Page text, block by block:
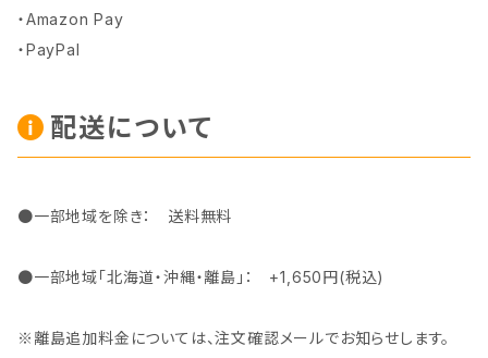
・Amazon Pay
・PayPal
配送について
●一部地域を除き： 送料無料
●一部地域「北海道・沖縄・離島」： +1,650円(税込)
※離島追加料金については、注文確認メールでお知らせします。